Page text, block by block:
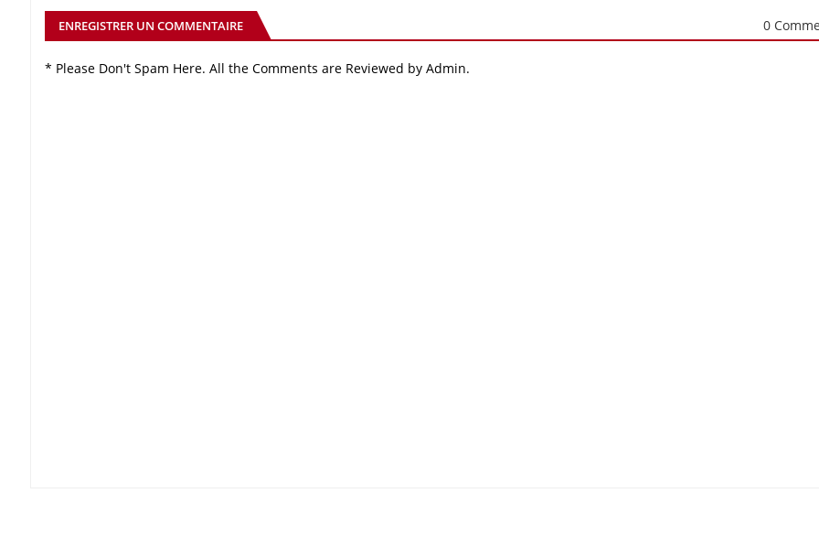
ENREGISTRER UN COMMENTAIRE 0
* Please Don't Spam Here. All the Comments are Reviewed by Admin.